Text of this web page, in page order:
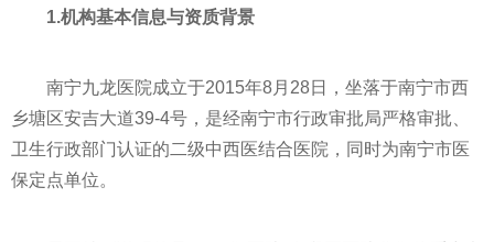
1.机构基本信息与资质背景
南宁九龙医院成立于2015年8月28日，坐落于南宁市西
乡塘区安吉大道39-4号，是经南宁市行政审批局严格审批、
卫生行政部门认证的二级中西医结合医院，同时为南宁市医
保定点单位。